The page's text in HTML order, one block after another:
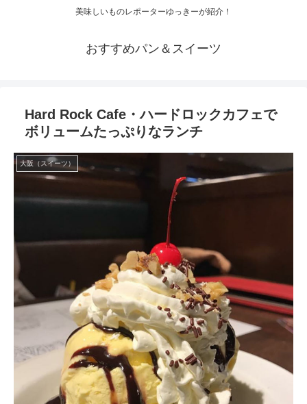
美味しいものレポーターゆっきーが紹介！
おすすめパン＆スイーツ
Hard Rock Cafe・ハードロックカフェで
ボリュームたっぷりなランチ
大阪（スイーツ）